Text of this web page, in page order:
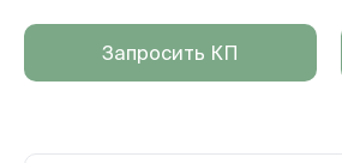
Запросить КП